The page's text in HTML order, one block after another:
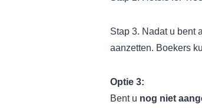
Stap 3. Nadat u bent
aanzetten. Boekers
Optie 3:
Bent u nog niet